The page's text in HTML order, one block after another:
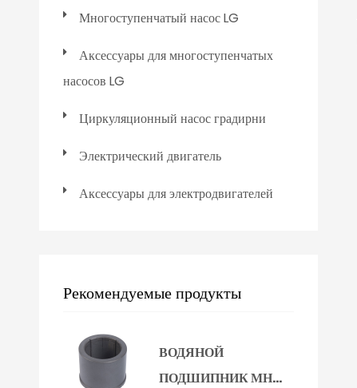
Многоступенчатый насос LG
Аксессуары для многоступенчатых
насосов LG
Циркуляционный насос градирни
Электрический двигатель
Аксессуары для электродвигателей
Рекомендуемые продукты
ВОДЯНОЙ
ПОДШИПНИК МН...